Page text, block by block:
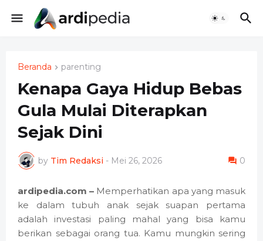
Beranda parenting
Kenapa Gaya Hidup Bebas
Gula Mulai Diterapkan
Sejak Dini
by Tim Redaksi - Mei 26, 2026 0
ardipedia.com – Memperhatikan apa yang masuk
ke dalam tubuh anak sejak suapan pertama
adalah investasi paling mahal yang bisa kamu
berikan sebagai orang tua. Kamu mungkin sering